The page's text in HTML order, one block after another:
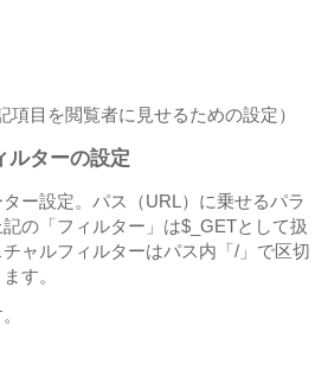
項目を閲覧者に見せるための設定）
ルターの設定
ー設定。パス（URL）に乗せるパラ
の「フィルター」は$_GETとして扱
ャルフィルターはパス内「/」で区切
す。